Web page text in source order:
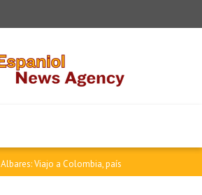
Albares: Viajo a Colombia, país